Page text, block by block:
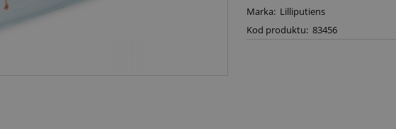
Marka: Lilliputiens
Kod produktu: 83456